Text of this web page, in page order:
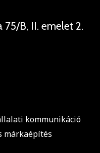
75/B, II. emelet 2.
kommunikáció
márkaépítés